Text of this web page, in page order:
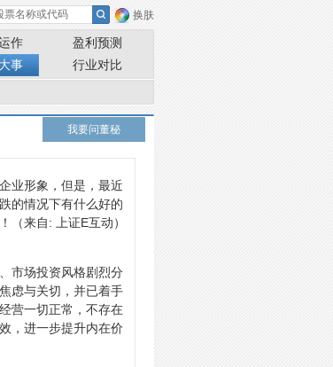
换肤
作
盈利预测
事 行业对比
我要问董秘
业形象，但是，最近
的情况下有什么好的
（来自: 上证E互动）
市场投资风格剧烈分
虑与关切，并已着手
营一切正常，不存在
，进一步提升内在价